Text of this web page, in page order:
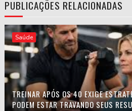
PUBLICAÇÕES RELACIONADAS
Saúde
TREINAR APÓS OS 40 EXIGE
PODEM ESTAR TRAVANDO SEUS